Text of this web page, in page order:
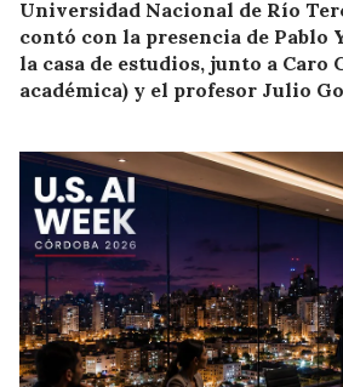
Universidad Nacional de Río
contó con la presencia de Pablo
la casa de estudios, junto a Caro
académica) y el profesor Julio